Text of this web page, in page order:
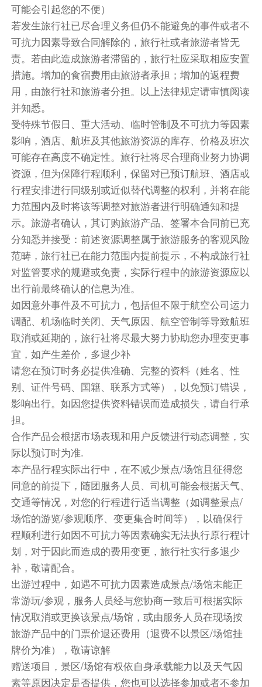
伏尔塔瓦河游船晚餐（包含在船票费内，不吃不另
行退费）
餐饮
早餐：自理
中餐：自理
晚餐：自理
住宿
布拉格皇家酒店 或 杜鸥酒店 或 伊利斯艾登酒店 或
布拉格城市NH酒店 或 国际大酒店 或 布拉格嘹亮国
会酒店
第7天
酒店内
温馨提示：该景点参观时间需以最终预约时间为
准，可能因此造成的行程顺序调整，敬请谅解！
方便游览，敬请自理
特别安排布拉格老城广场，充分领略这个世界文化
遗产中世纪古城的风貌。
中式团餐（六菜一汤）
餐饮
早餐：自理
中餐：自理
晚餐：自理
住宿
布拉格皇家酒店 或 杜鸥酒店 或 伊利斯艾登酒店 或
布拉格城市NH酒店 或 国际大酒店 或 布拉格嘹亮国
第8天
酒店内
驱车前往白银之城&世界文化遗产小镇——库特纳
霍拉。
圣母升天与圣若翰洗者教堂（外观）
西式餐
乘车前往奥地利名城林茨。【温馨提示】由于该段
车程行驶时间较长，我们会安排每2小时车程停车
休息一次
中式团餐（六菜一汤）
餐饮
早餐：自理
中餐：自理
晚餐：自理
可能会引起您的不便）
若发生旅行社已尽合理义务但仍不能避免的事件或者不
可抗力因素导致合同解除的，旅行社或者旅游者皆无
责。若由此造成旅游者滞留的，旅行社应采取相应安置
措施。增加的食宿费用由旅游者承担；增加的返程费
用，由旅行社和旅游者分担。以上法律规定请审慎阅读
并知悉。
受特殊节假日、重大活动、临时管制及不可抗力等因素
影响，酒店、航班及其他旅游资源的库存、价格及班次
可能存在高度不确定性。旅行社将尽合理商业努力协调
资源，但为保障行程顺利，保留对已预订航班、酒店或
行程安排进行同级别或近似替代调整的权利，并将在能
力范围内及时将该等调整对旅游者进行明确通知和提
示。旅游者确认，其订购旅游产品、签署本合同前已充
分知悉并接受：前述资源调整属于旅游服务的客观风险
范畴，旅行社已在能力范围内提前提示，不构成旅行社
对监管要求的规避或免责，实际行程中的旅游资源应以
出行前最终确认的信息为准。
如因意外事件及不可抗力，包括但不限于航空公司运力
调配、机场临时关闭、天气原因、航空管制等导致航班
取消或延期的，旅行社将尽最大努力协助您办理变更事
宜，如产生差价，多退少补
请您在预订时务必提供准确、完整的资料（姓名、性
别、证件号码、国籍、联系方式等），以免预订错误，
影响出行。如因您提供资料错误而造成损失，请自行承
担。
合作产品会根据市场表现和用户反馈进行动态调整，实
际以预订时为准.
本产品行程实际出行中，在不减少景点/场馆且征得您
同意的前提下，随团服务人员、司机可能会根据天气、
交通等情况，对您的行程进行适当调整（如调整景点/
场馆的游览/参观顺序、变更集合时间等），以确保行
程顺利进行如因不可抗力等因素确实无法执行原行程计
划，对于因此而造成的费用变更，旅行社实行多退少
补，敬请配合。
出游过程中，如遇不可抗力因素造成景点/场馆未能正
常游玩/参观，服务人员经与您协商一致后可根据实际
情况取消或更换该景点/场馆，或由服务人员在现场按
旅游产品中的门票价退还费用（退费不以景区/场馆挂
牌价为准），敬请谅解
赠送项目，景区/场馆有权依自身承载能力以及天气因
素等原因决定是否提供，您也可以选择参加或者不参加